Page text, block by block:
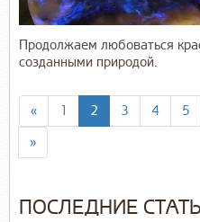
Продолжаем любоваться
созданными природой.
« 1 2 3 4 5
»
ПОСЛЕДНИЕ